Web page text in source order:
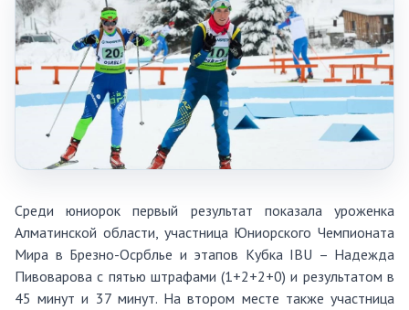
Среди юниорок первый результат показала уроженка
Алматинской области, участница Юниорского Чемпионата
Мира в Брезно-Осрблье и этапов Кубка IBU – Надежда
Пивоварова с пятью штрафами (1+2+2+0) и результатом в
45 минут и 37 минут. На втором месте также участница